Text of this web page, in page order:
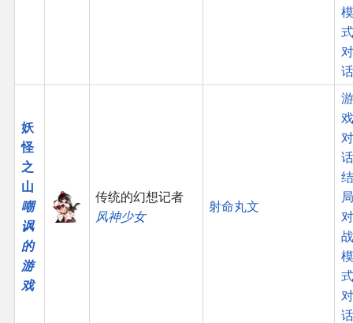
模
式
对
话
妖
怪
之
山
嘲
讽
的
游
戏
传统的幻想记者
风神少女
射命丸文
游
戏
对
结
局
对
战
模
式
对
话